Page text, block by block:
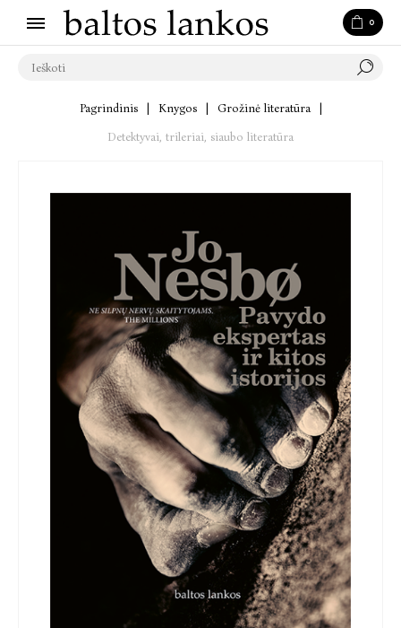
0
Pagrindinis Knygos Grožinė literatūra
Detektyvai, trileriai, siaubo literatūra